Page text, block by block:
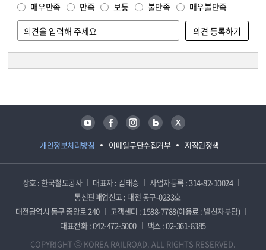
매우만족 만족 보통 불만족 매우불만족
개인정보처리방침 이메일무단수집거부 저작권정책
유튜브 페이스북 인스타그램 블로그 트위터
상호 : 한국철도공사 대표자 : 김태승
사업자등록 : 314-82-10024
통신판매업신고 : 대전 동구-0233호
대전광역시 동구 중앙로 240
고객센터 : 1588-7788(이용료 : 발신자부담)
대표전화 : 042-472-5000
팩스 : 02-361-8385
COPYRIGHT ⓒ KOREA RAILROAD. ALL RIGHTS RESERVED.